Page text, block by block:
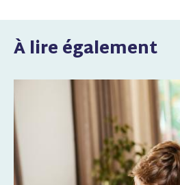
À lire également